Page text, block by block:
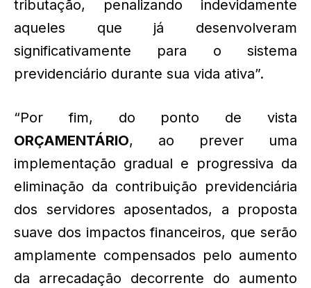
tributação, penalizando indevidamente
aqueles que já desenvolveram
significativamente para o sistema
previdenciário durante sua vida ativa”.
“Por fim, do ponto de vista
ORÇAMENTÁRIO, ao prever uma
implementação gradual e progressiva da
eliminação da contribuição previdenciária
dos servidores aposentados, a proposta
suave dos impactos financeiros, que serão
amplamente compensados ​​pelo aumento
da arrecadação decorrente do aumento